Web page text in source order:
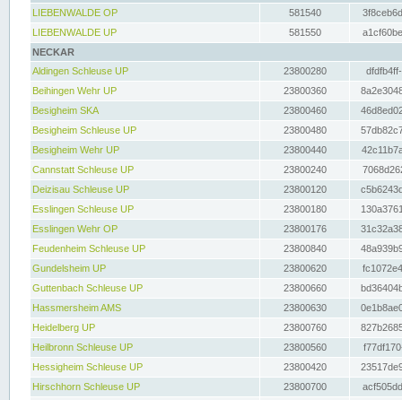
LIEBENWALDE OP
581540
LIEBENWALDE UP
581550
NECKAR
Aldingen Schleuse UP
23800280
Beihingen Wehr UP
23800360
Besigheim SKA
23800460
Besigheim Schleuse UP
23800480
Besigheim Wehr UP
23800440
Cannstatt Schleuse UP
23800240
Deizisau Schleuse UP
23800120
Esslingen Schleuse UP
23800180
Esslingen Wehr OP
23800176
Feudenheim Schleuse UP
23800840
Gundelsheim UP
23800620
Guttenbach Schleuse UP
23800660
Hassmersheim AMS
23800630
Heidelberg UP
23800760
Heilbronn Schleuse UP
23800560
Hessigheim Schleuse UP
23800420
Hirschhorn Schleuse UP
23800700